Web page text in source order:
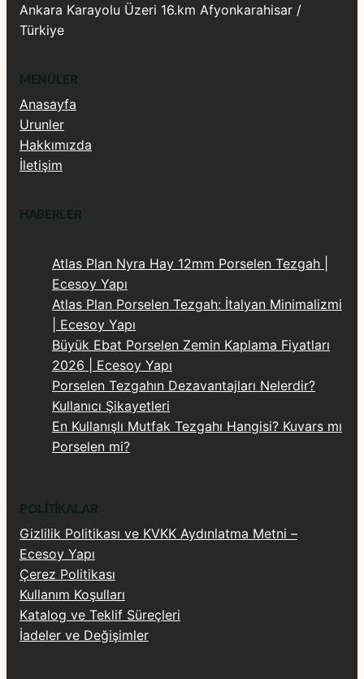
Ankara Karayolu Üzeri 16.km Afyonkarahisar /
Türkiye
MENÜLER
Anasayfa
Urunler
Hakkımızda
İletişim
HABERLER
Atlas Plan Nyra Hay 12mm Porselen Tezgah |
Ecesoy Yapı
Atlas Plan Porselen Tezgah: İtalyan Minimalizmi
| Ecesoy Yapı
Büyük Ebat Porselen Zemin Kaplama Fiyatları
2026 | Ecesoy Yapı
Porselen Tezgahın Dezavantajları Nelerdir?
Kullanıcı Şikayetleri
En Kullanışlı Mutfak Tezgahı Hangisi? Kuvars mı
Porselen mi?
POLITIKALAR
Gizlilik Politikası ve KVKK Aydınlatma Metni –
Ecesoy Yapı
Çerez Politikası
Kullanım Koşulları
Katalog ve Teklif Süreçleri
İadeler ve Değişimler